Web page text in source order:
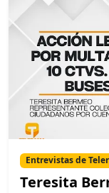
Entrevistas de
Teresita